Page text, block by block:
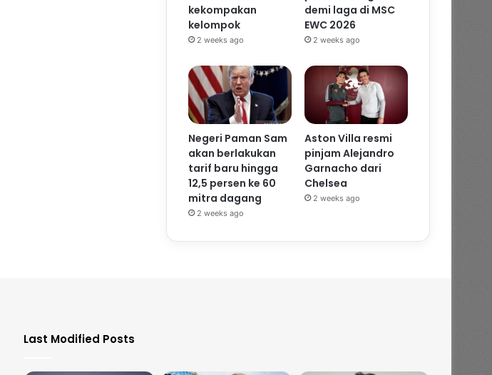
kekompakan
kelompok
2 weeks ago
demi laga di MSC
EWC 2026
2 weeks ago
Negeri Paman Sam
akan berlakukan
tarif baru hingga
12,5 persen ke 60
mitra dagang
2 weeks ago
Aston Villa resmi
pinjam Alejandro
Garnacho dari
Chelsea
2 weeks ago
Last Modified Posts